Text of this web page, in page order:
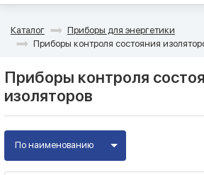
Каталог
Приборы для энергетики
Приборы контроля состояния
Приборы контроля
изоляторов
По наименованию